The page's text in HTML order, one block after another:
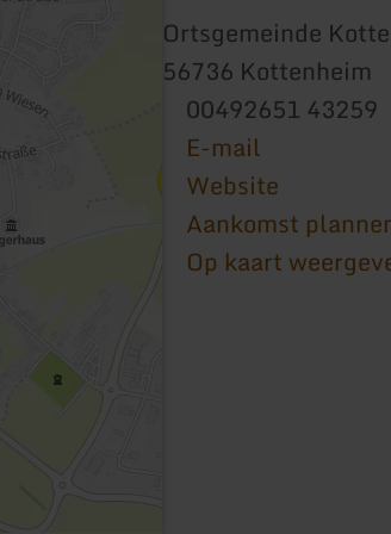
Ortsgemeinde
56736 Kottenheim
00492651 43259
E-mail
Website
Aankomst
Op kaart